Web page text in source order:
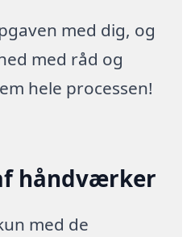
med dig, og
med råd og
hele processen!
håndværker
med de